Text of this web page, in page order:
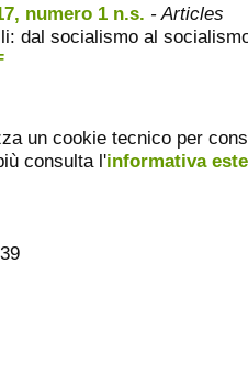
numero 1 n.s. - Articles
dal socialismo al
un cookie tecnico per
consulta l'informativa